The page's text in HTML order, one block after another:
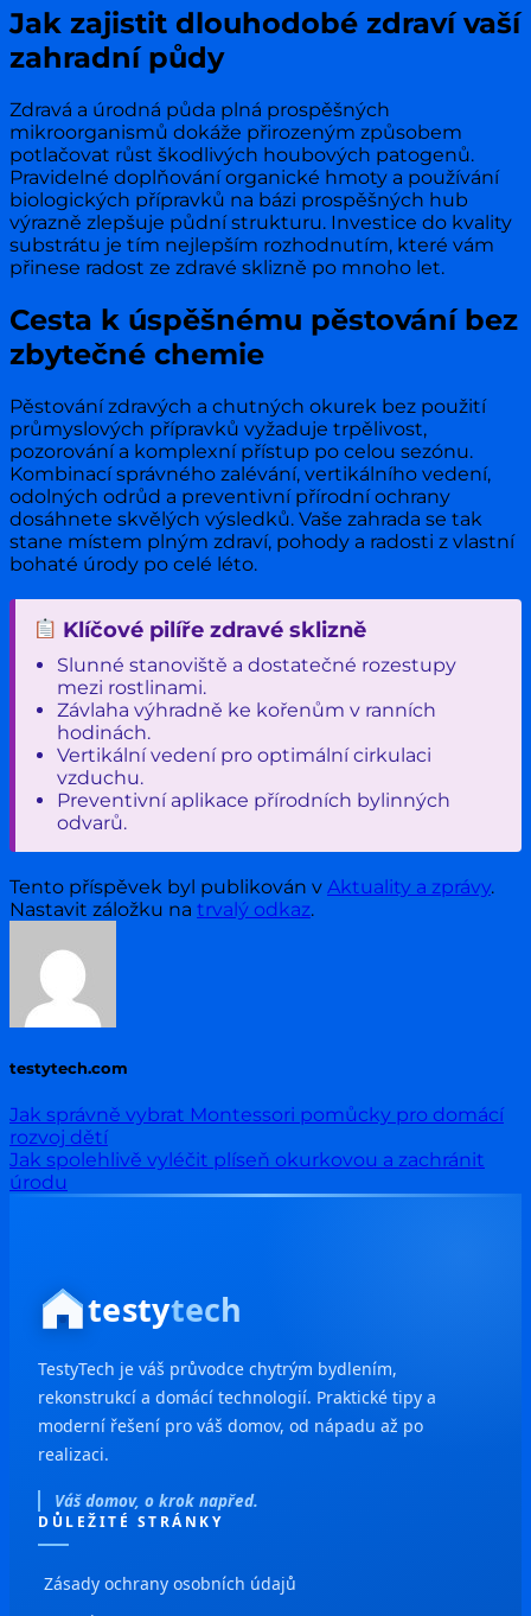
Jak zajistit dlouhodobé zdraví vaší
zahradní půdy
Zdravá a úrodná půda plná prospěšných
mikroorganismů dokáže přirozeným způsobem
potlačovat růst škodlivých houbových patogenů.
Pravidelné doplňování organické hmoty a používání
biologických přípravků na bázi prospěšných hub
výrazně zlepšuje půdní strukturu. Investice do kvality
substrátu je tím nejlepším rozhodnutím, které vám
přinese radost ze zdravé sklizně po mnoho let.
Cesta k úspěšnému pěstování bez
zbytečné chemie
Pěstování zdravých a chutných okurek bez použití
průmyslových přípravků vyžaduje trpělivost,
pozorování a komplexní přístup po celou sezónu.
Kombinací správného zalévání, vertikálního vedení,
odolných odrůd a preventivní přírodní ochrany
dosáhnete skvělých výsledků. Vaše zahrada se tak
stane místem plným zdraví, pohody a radosti z vlastní
bohaté úrody po celé léto.
Klíčové pilíře zdravé sklizně
Slunné stanoviště a dostatečné rozestupy
mezi rostlinami.
Závlaha výhradně ke kořenům v ranních
hodinách.
Vertikální vedení pro optimální cirkulaci
vzduchu.
Preventivní aplikace přírodních bylinných
odvarů.
Tento příspěvek byl publikován v Aktuality a zprávy.
Nastavit záložku na trvalý odkaz.
testytech.com
Jak správně vybrat Montessori pomůcky pro domácí
rozvoj dětí
Jak spolehlivě vyléčit plíseň okurkovou a zachránit
úrodu
testytech
TestyTech je váš průvodce chytrým bydlením,
rekonstrukcí a domácí technologií. Praktické tipy a
moderní řešení pro váš domov, od nápadu až po
realizaci.
Váš domov, o krok napřed.
DŮLEŽITÉ STRÁNKY
Zásady ochrany osobních údajů